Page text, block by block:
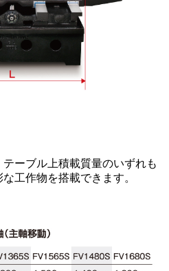
ーブル上積載質量のいずれも
工作物を搭載できます。